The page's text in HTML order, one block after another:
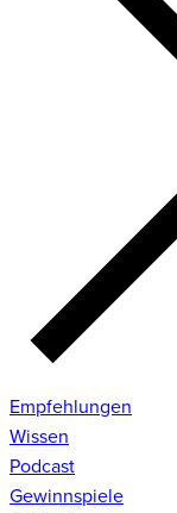
Empfehlungen
Wissen
Podcast
Gewinnspiele